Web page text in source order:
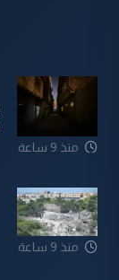
منذ 9 ساعة
منذ 9 ساعة